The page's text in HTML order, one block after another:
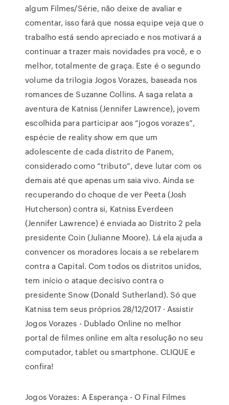
algum Filmes/Série, não deixe de avaliar e
comentar, isso fará que nossa equipe veja que o
trabalho está sendo apreciado e nos motivará a
continuar a trazer mais novidades pra você, e o
melhor, totalmente de graça. Este é o segundo
volume da trilogia Jogos Vorazes, baseada nos
romances de Suzanne Collins. A saga relata a
aventura de Katniss (Jennifer Lawrence), jovem
escolhida para participar aos “jogos vorazes”,
espécie de reality show em que um
adolescente de cada distrito de Panem,
considerado como “tributo”, deve lutar com os
demais até que apenas um saia vivo. Ainda se
recuperando do choque de ver Peeta (Josh
Hutcherson) contra si, Katniss Everdeen
(Jennifer Lawrence) é enviada ao Distrito 2 pela
presidente Coin (Julianne Moore). Lá ela ajuda a
convencer os moradores locais a se rebelarem
contra a Capital. Com todos os distritos unidos,
tem início o ataque decisivo contra o
presidente Snow (Donald Sutherland). Só que
Katniss tem seus próprios 28/12/2017 · Assistir
Jogos Vorazes - Dublado Online no melhor
portal de filmes online em alta resolução no seu
computador, tablet ou smartphone. CLIQUE e
confira!
Jogos Vorazes: A Esperança - O Final Filmes